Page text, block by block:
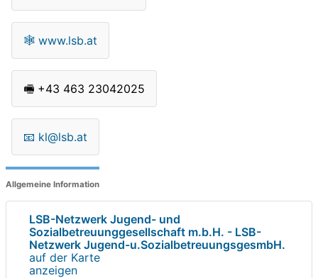
🕸 www.lsb.at
🖷 +43 463 23042025
📧 kl@lsb.at
Allgemeine Information
LSB-Netzwerk Jugend- und
Sozialbetreuunggesellschaft m.b.H. - LSB-
Netzwerk Jugend-u.SozialbetreuungsgesmbH.
auf der Karte
anzeigen